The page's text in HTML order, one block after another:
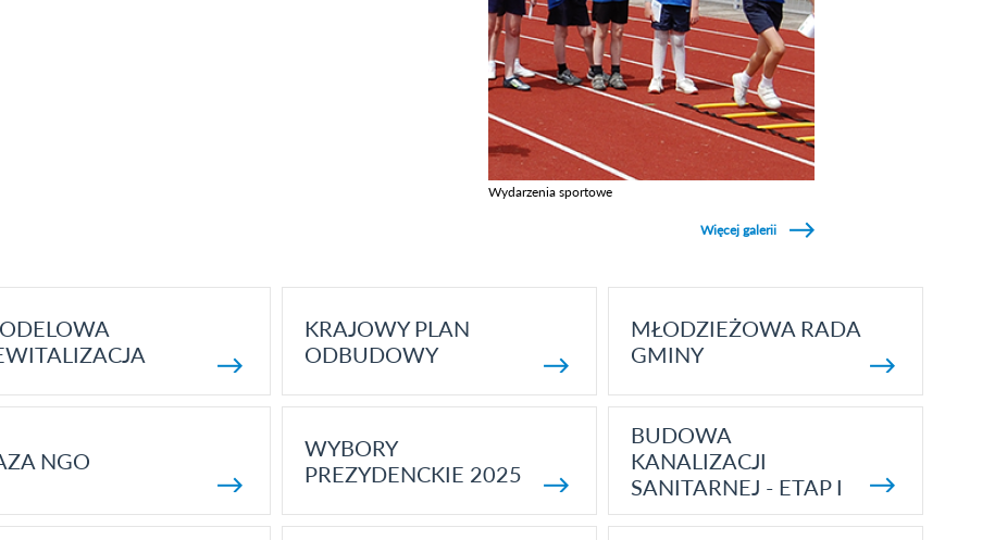
Wydarzenia sportowe
Więcej galerii
KRAJOWY PLAN
ODBUDOWY
MŁODZIEŻOWA RADA
GMINY
NGO
WYBORY
PREZYDENCKIE 2025
BUDOWA
KANALIZACJI
SANITARNEJ - ETAP I